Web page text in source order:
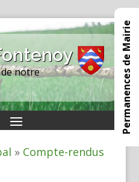
notre
Permanences de Mairie
» Compte-rendus